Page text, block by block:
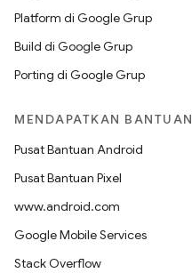
Platform di Google Grup
Build di Google Grup
Porting di Google Grup
MENDAPATKAN BANTUAN
Pusat Bantuan Android
Pusat Bantuan Pixel
www.android.com
Google Mobile Services
Stack Overflow